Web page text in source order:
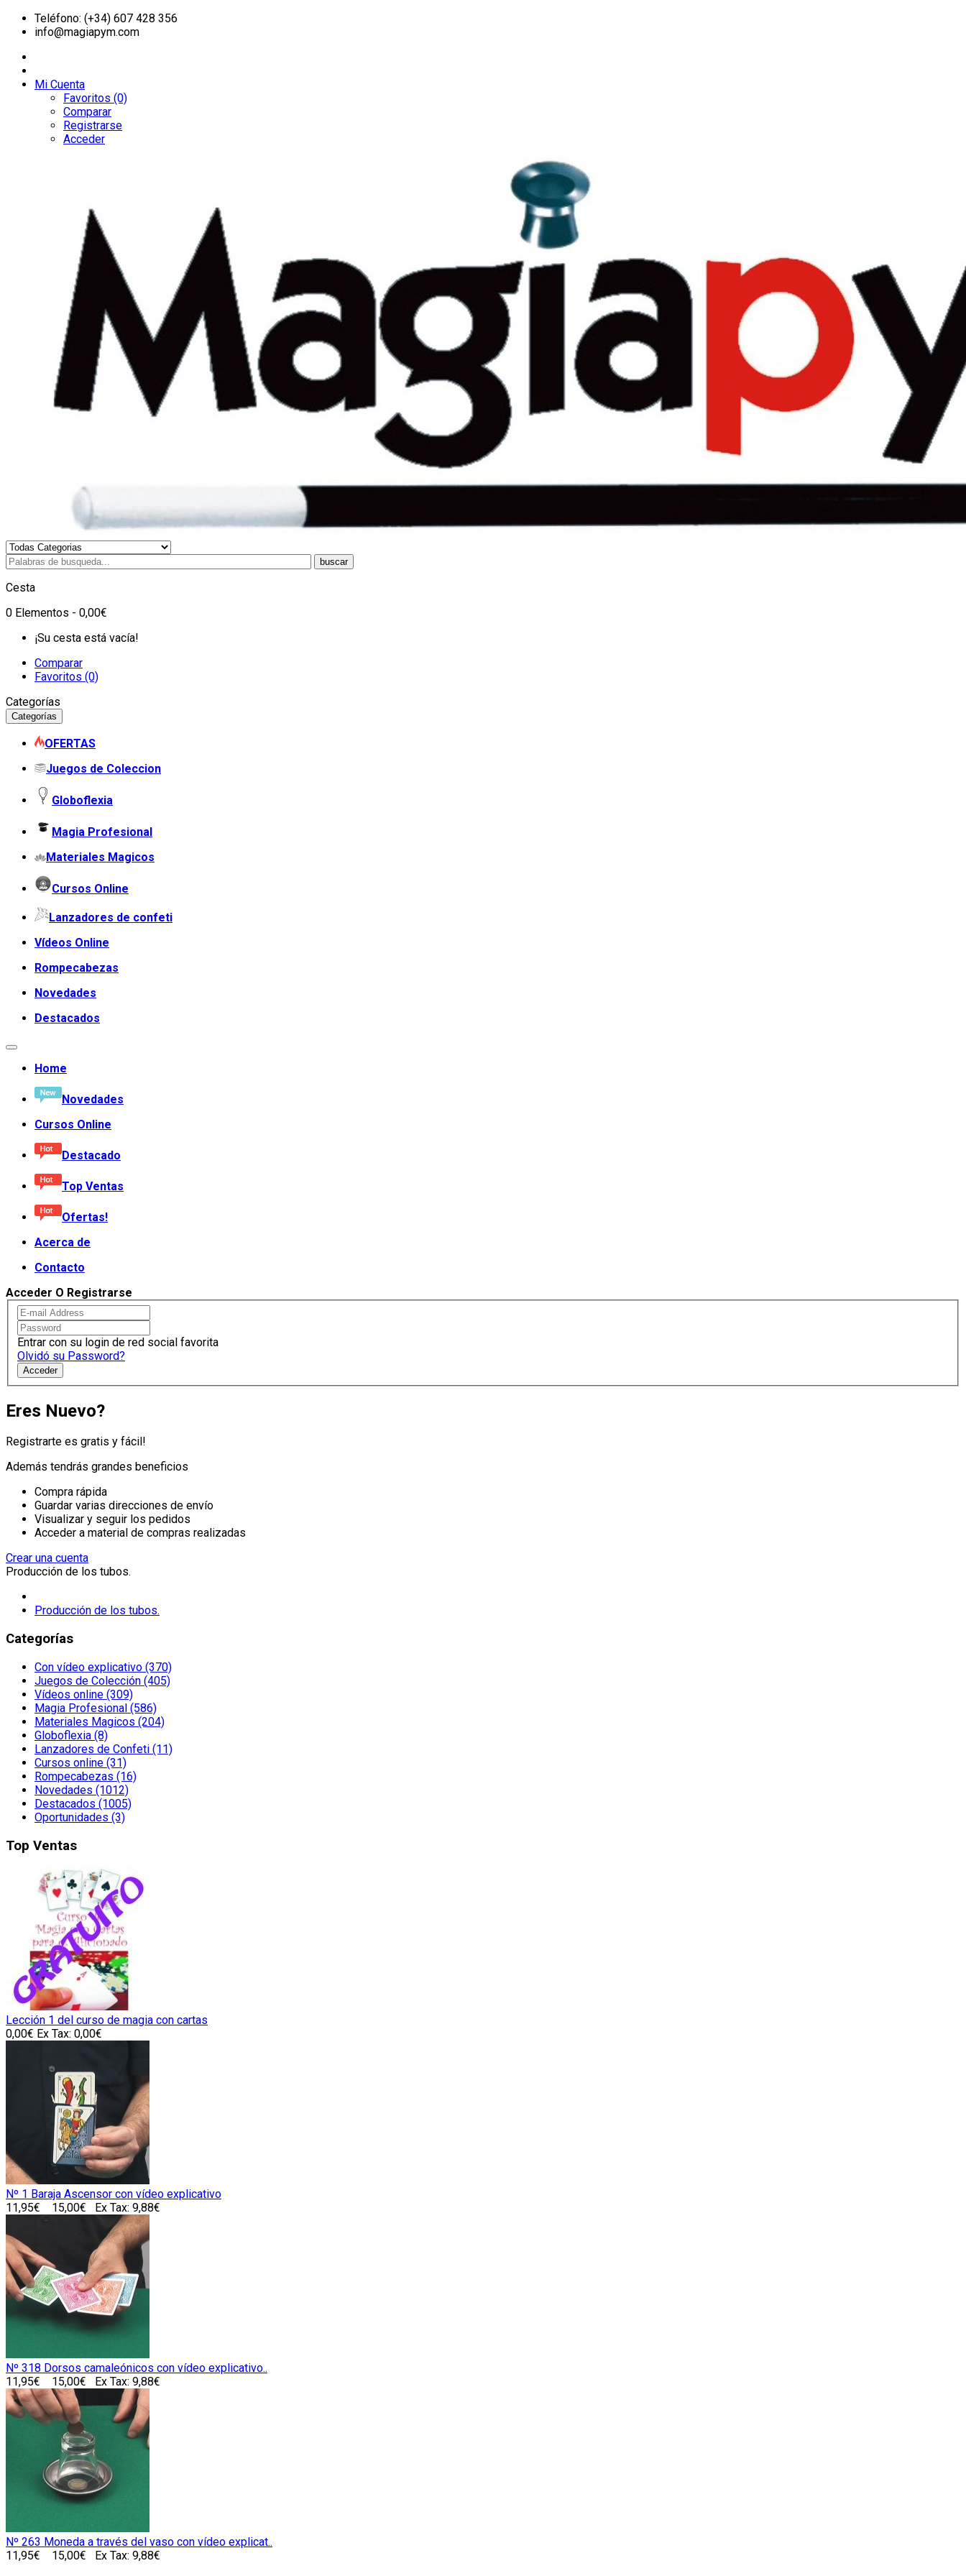
Teléfono: (+34) 607 428 356
info@magiapym.com
Mi Cuenta
Favoritos (0)
Comparar
Registrarse
Acceder
buscar
Cesta
0 Elementos - 0,00€
¡Su cesta está vacía!
Comparar
Favoritos (0)
Categorías
Categorías
OFERTAS
Juegos de Coleccion
Globoflexia
Magia Profesional
Materiales Magicos
Cursos Online
Lanzadores de confeti
Vídeos Online
Rompecabezas
Novedades
Destacados
Home
Novedades
Cursos Online
Destacado
Top Ventas
Ofertas!
Acerca de
Contacto
Acceder O Registrarse
Entrar con su login de red social favorita
Olvidó su Password?
Acceder
Eres Nuevo?
Registrarte es gratis y fácil!
Además tendrás grandes beneficios
Compra rápida
Guardar varias direcciones de envío
Visualizar y seguir los pedidos
Acceder a material de compras realizadas
Crear una cuenta
Producción de los tubos.
Producción de los tubos.
Categorías
Con vídeo explicativo (370)
Juegos de Colección (405)
Vídeos online (309)
Magia Profesional (586)
Materiales Magicos (204)
Globoflexia (8)
Lanzadores de Confeti (11)
Cursos online (31)
Rompecabezas (16)
Novedades (1012)
Destacados (1005)
Oportunidades (3)
Top Ventas
Lección 1 del curso de magia con cartas
0,00€ Ex Tax: 0,00€
Nº 1 Baraja Ascensor con vídeo explicativo
11,95€
15,00€ Ex Tax: 9,88€
Nº 318 Dorsos camaleónicos con vídeo explicativo..
11,95€
15,00€ Ex Tax: 9,88€
Nº 263 Moneda a través del vaso con vídeo explicat..
11,95€
15,00€ Ex Tax: 9,88€